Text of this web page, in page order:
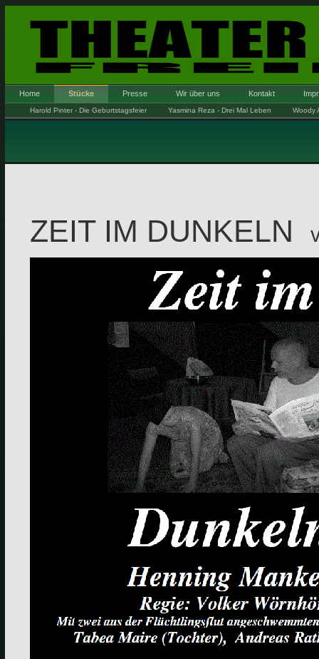
Home Stücke Presse Wir über uns Kontakt
Harold Pinter - Die Geburtstagsfeier Yasmina Reza - Drei Mal Leben Woody
ZEIT IM DUNKELN